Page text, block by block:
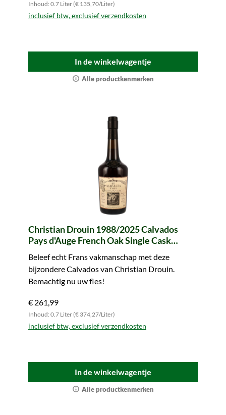
Inhoud: 0.7 Liter (€ 135,70/Liter)
inclusief btw, exclusief verzendkosten
In de winkelwagentje
Alle productkenmerken
Christian Drouin 1988/2025 Calvados
Pays d'Auge French Oak Single Cask
Beleef echt Frans vakmanschap met deze
bijzondere Calvados van Christian Drouin.
Bemachtig nu uw fles!
€ 261,99
Inhoud: 0.7 Liter (€ 374,27/Liter)
inclusief btw, exclusief verzendkosten
In de winkelwagentje
Alle productkenmerken